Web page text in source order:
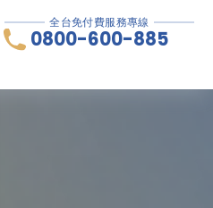
全台免付費服務專線
0800-600-885